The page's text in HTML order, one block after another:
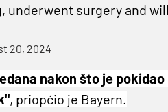
underwent surgery and
20, 2024
nakon što je
, priopćio je Bayern.